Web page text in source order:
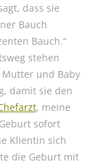
dass sie
Bauch
Bauch.“
stehen
und Baby
damit sie den
, meine
sofort
Klientin sich
die Geburt mit